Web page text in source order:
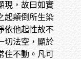
現，故曰如實
起顛倒所生染
依他起性故不
切法空，顯於
住不動。凡可